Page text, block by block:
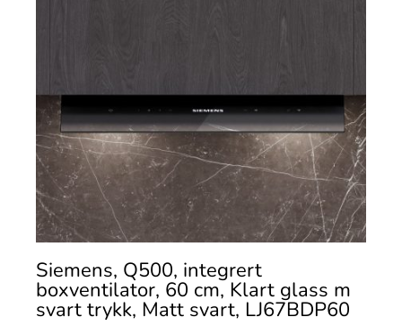
Siemens, Q500, integrert
boxventilator, 60 cm, Klart glass m
svart trykk, Matt svart, LJ67BDP60